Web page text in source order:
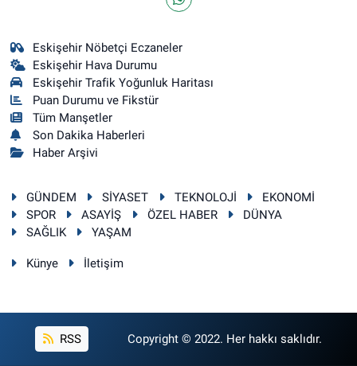
Eskişehir Nöbetçi Eczaneler
Eskişehir Hava Durumu
Eskişehir Trafik Yoğunluk Haritası
Puan Durumu ve Fikstür
Tüm Manşetler
Son Dakika Haberleri
Haber Arşivi
GÜNDEM SİYASET TEKNOLOJİ
EKONOMİ
SPOR
ASAYİŞ ÖZEL HABER
DÜNYA
SAĞLIK
YAŞAM
Künye İletişim
RSS Copyright © 2022. Her hakkı saklıdır.